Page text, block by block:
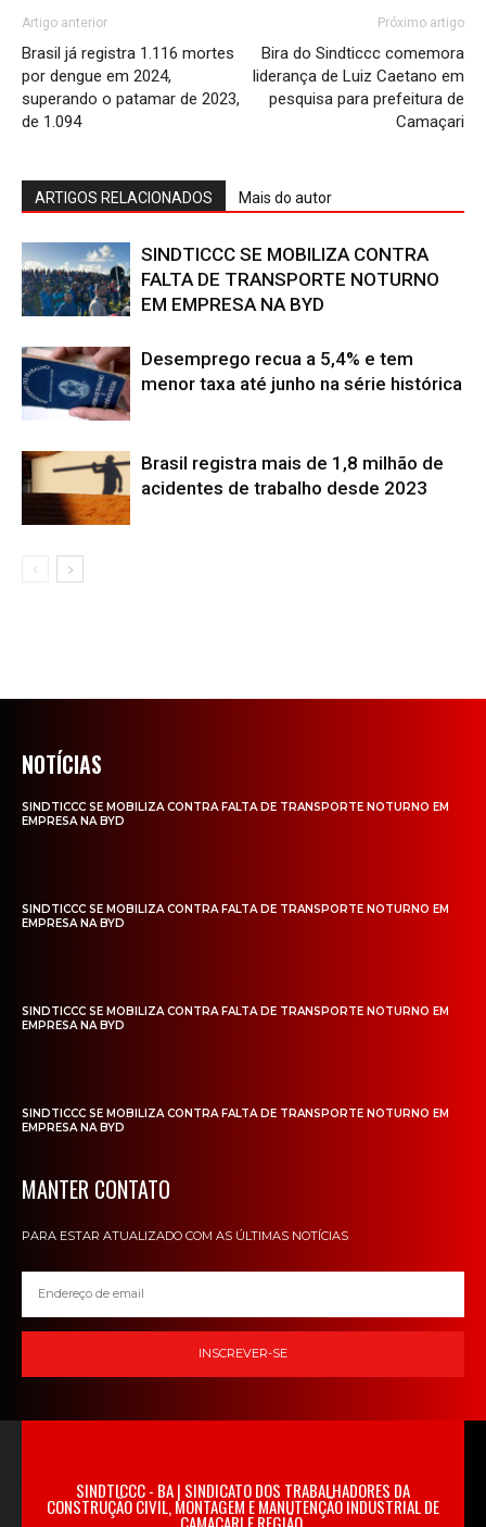
Artigo anterior
Brasil já registra 1.116 mortes
por dengue em 2024,
superando o patamar de 2023,
de 1.094
Próximo artigo
Bira do Sindticcc comemora
liderança de Luiz Caetano em
pesquisa para prefeitura de
Camaçari
ARTIGOS RELACIONADOS Mais do autor
SINDTICCC SE MOBILIZA CONTRA
FALTA DE TRANSPORTE NOTURNO
EM EMPRESA NA BYD
Desemprego recua a 5,4% e tem
menor taxa até junho na série histórica
Brasil registra mais de 1,8 milhão de
acidentes de trabalho desde 2023
NOTÍCIAS
SINDTICCC SE MOBILIZA CONTRA FALTA DE TRANSPORTE NOTURNO EM
EMPRESA NA BYD
SINDTICCC SE MOBILIZA CONTRA FALTA DE TRANSPORTE NOTURNO EM
EMPRESA NA BYD
SINDTICCC SE MOBILIZA CONTRA FALTA DE TRANSPORTE NOTURNO EM
EMPRESA NA BYD
SINDTICCC SE MOBILIZA CONTRA FALTA DE TRANSPORTE NOTURNO EM
EMPRESA NA BYD
MANTER CONTATO
PARA ESTAR ATUALIZADO COM AS ÚLTIMAS NOTÍCIAS
INSCREVER-SE
SINDTICCC - BA | SINDICATO DOS TRABALHADORES DA
CONSTRUÇÃO CIVIL, MONTAGEM E MANUTENÇÃO INDUSTRIAL DE
CAMAÇARI E REGIÃO.